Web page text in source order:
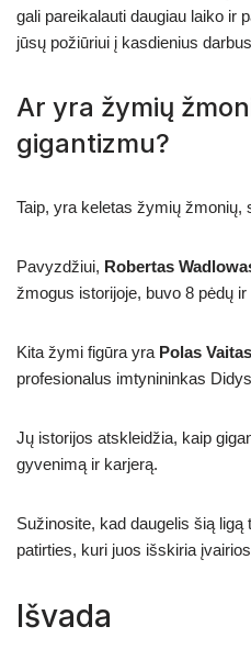
gali pareikalauti daugiau laiko ir
jūsų požiūriui į kasdienius
Ar yra žymių
gigantizmu?
Taip, yra keletas žymių žmonių,
Pavyzdžiui, Robertas
žmogus istorijoje, buvo 8 pėdų ir
Kita žymi figūra yra Polas Vaitas
profesionalus imtynininkas
Jų istorijos atskleidžia, kaip
gyvenimą ir karjerą.
Sužinosite, kad daugelis šią
patirties, kuri juos išskiria
Išvada